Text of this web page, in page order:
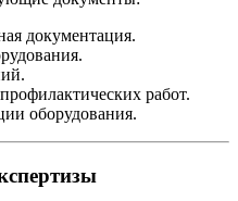
документация.
работ.
оборудования.